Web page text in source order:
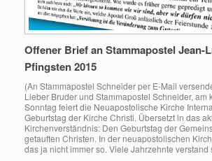
Offener Brief an Stammapostel Jean-
Pfingsten 2015
(An Stammapostel Schneider per E-Mail
Lieber Bruder und Stammapostel Schneider, am
Sonntag feiert die Neuapostolische Kirche
Geburtstag der Kirche Christi. Übersetzt in das
Kirchenverständnis: Den Geburtstag der
getauften Christen. In der neuapostolischen
das ja nicht immer so. Viele Jahrzehnte